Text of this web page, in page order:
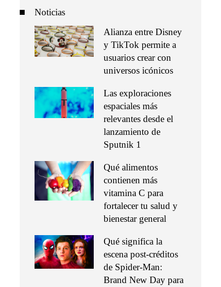
Noticias
Alianza entre Disney
y TikTok permite a
usuarios crear con
universos icónicos
Las exploraciones
espaciales más
relevantes desde el
lanzamiento de
Sputnik 1
Qué alimentos
contienen más
vitamina C para
fortalecer tu salud y
bienestar general
Qué significa la
escena post-créditos
de Spider-Man:
Brand New Day para